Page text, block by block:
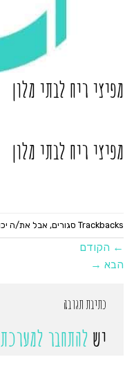
מפיצי ריח לבתי מלון
מפיצי ריח לבתי מלון
Trackbacks סגורים, אבל את/ה יכול/ה
← הקודם
הבא →
כתיבת תגובה
יש להתחבר למערכת